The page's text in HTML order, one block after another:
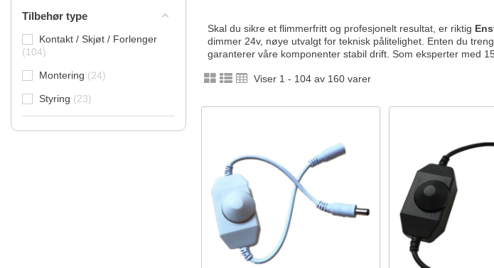
Skal du sikre et flimmerfritt og profesjonelt resultat, er riktig
dimmer 24v, nøye utvalgt for teknisk pålitelighet. Enten du
garanterer våre komponenter stabil drift. Som eksperter med
Viser 1 - 104 av 160 varer
Tilbehør type
Kontakt / Skjøt / Forlenger
104
Montering 24
Styring 23